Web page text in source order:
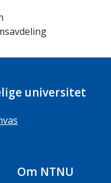
universitet
Om NTNU